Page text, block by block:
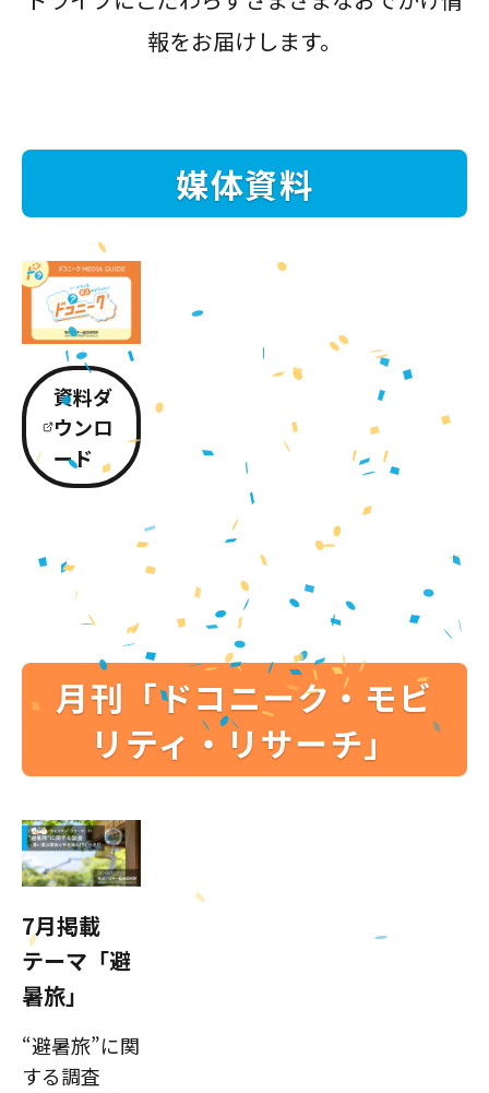
報をお届けします。
媒体資料
資料ダ
ウンロ
ード
月刊「ドコニーク・モビ
リティ・リサーチ」
7月掲載
テーマ「避
暑旅」
“避暑旅”に関
する調査